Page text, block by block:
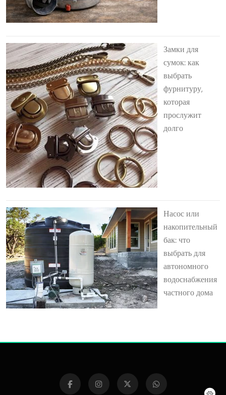
Замки для
сумок: как
выбрать
фурнитуру,
которая
прослужит
долго
Насос или
накопительный
бак: что
выбрать для
автономного
водоснабжения
частного дома